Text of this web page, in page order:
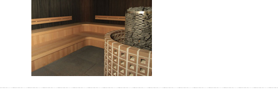
お湯で体がほぐれたら、次は占
い師さんとお話しして、心もほ
ぐしてみませんか？